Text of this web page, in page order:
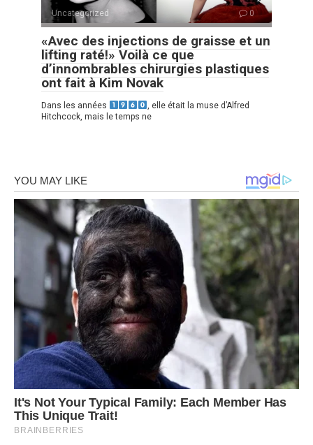
Uncategorized 0
«Avec des injections de graisse et un
lifting raté!» Voilà ce que
d’innombrables chirurgies plastiques
ont fait à Kim Novak
Dans les années
, elle était la muse d’Alfred
Hitchcock, mais le temps ne